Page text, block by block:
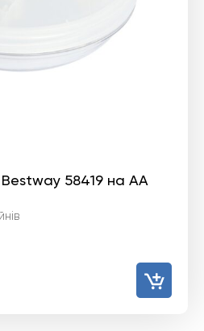
58419 на АА